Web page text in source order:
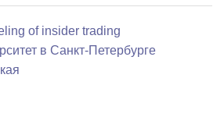
of insider trading
в Санкт-Петербурге